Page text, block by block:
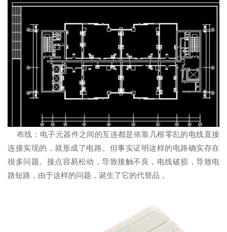
布线：电子元器件之间的互连都是依靠几根零乱的电线直接
连接实现的，就形成了电路。但事实证明这样的电路确实存在
很多问题。接点容易松动，导致接触不良，电线破损，导致电
路短路，由于这样的问题，诞生了它的代替品，